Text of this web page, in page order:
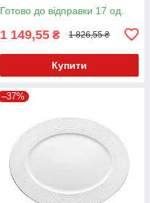
Готово до відправки 17 од.
1 149,55 ₴ 1 826,55 ₴
Купити
–37%